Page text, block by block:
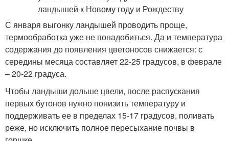
С января выгонку ландышей проводить проще,
термообработка уже не понадобиться. Да и температура
содержания до появления цветоносов снижается: с
середины месяца составляет 22-25 градусов, в феврале
– 20-22 градуса.
Чтобы ландыши дольше цвели, после распускания
первых бутонов нужно понизить температуру и
поддерживать ее в пределах 15-17 градусов, поливать
реже, но исключить полное пересыхание почвы в